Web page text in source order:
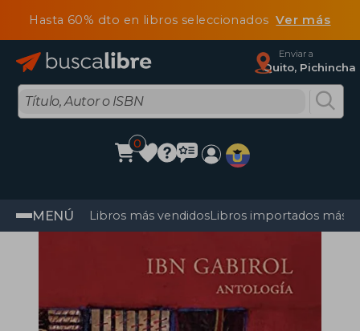
Hasta 60% dto en libros seleccionadosVer más
Enviar a
Quito, Pichincha
0
MENÚ Libros más vendidosLibros importados más